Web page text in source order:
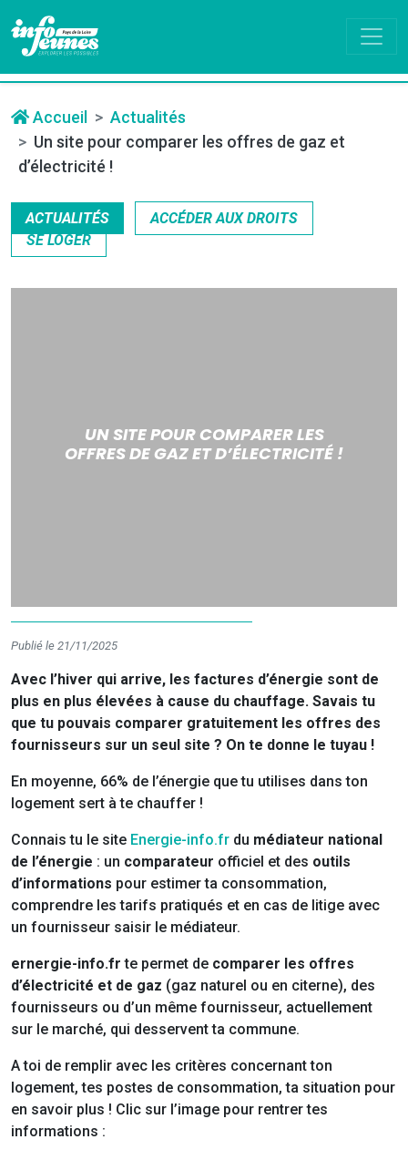
Accueil
Actualités
Un site pour comparer les offres de gaz et
d’électricité !
ACTUALITÉS
ACCÉDER AUX DROITS
SE LOGER
UN SITE POUR COMPARER LES
OFFRES DE GAZ ET D’ÉLECTRICITÉ !
Publié le 21/11/2025
Avec l’hiver qui arrive, les factures d’énergie sont de
plus en plus élevées à cause du chauffage. Savais tu
que tu pouvais comparer gratuitement les offres des
fournisseurs sur un seul site ? On te donne le tuyau !
En moyenne, 66% de l’énergie que tu utilises dans ton
logement sert à te chauffer !
Connais tu le site Energie-info.fr du médiateur national
de l’énergie : un comparateur officiel et des outils
d’informations pour estimer ta consommation,
comprendre les tarifs pratiqués et en cas de litige avec
un fournisseur saisir le médiateur.
ernergie-info.fr te permet de comparer les offres
d’électricité et de gaz (gaz naturel ou en citerne), des
fournisseurs ou d’un même fournisseur, actuellement
sur le marché, qui desservent ta commune.
A toi de remplir avec les critères concernant ton
logement, tes postes de consommation, ta situation pour
en savoir plus ! Clic sur l’image pour rentrer tes
informations :